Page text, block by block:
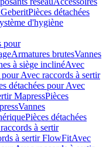
Pièces détachées
d'hygiène
pour
Armatures brutesVannes
à siège inclinéAvec
pour Avec raccords à sertir
détachées pour Avec
MapressPièces
Vannes
Pièces détachées
à sertir
à sertir FlowFitAvec